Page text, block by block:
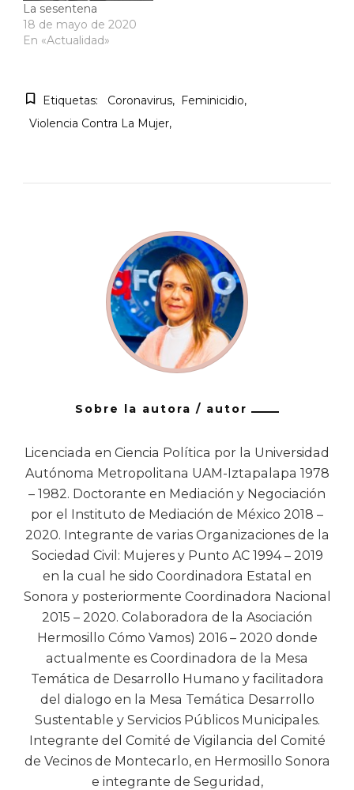
La sesentena
18 de mayo de 2020
En «Actualidad»
Etiquetas: Coronavirus
Feminicidio
Violencia Contra La Mujer
Sobre la autora / autor
Licenciada en Ciencia Política por la Universidad
Autónoma Metropolitana UAM-Iztapalapa 1978
– 1982. Doctorante en Mediación y Negociación
por el Instituto de Mediación de México 2018 –
2020. Integrante de varias Organizaciones de la
Sociedad Civil: Mujeres y Punto AC 1994 – 2019
en la cual he sido Coordinadora Estatal en
Sonora y posteriormente Coordinadora Nacional
2015 – 2020. Colaboradora de la Asociación
Hermosillo Cómo Vamos) 2016 – 2020 donde
actualmente es Coordinadora de la Mesa
Temática de Desarrollo Humano y facilitadora
del dialogo en la Mesa Temática Desarrollo
Sustentable y Servicios Públicos Municipales.
Integrante del Comité de Vigilancia del Comité
de Vecinos de Montecarlo, en Hermosillo Sonora
e integrante de Seguridad,